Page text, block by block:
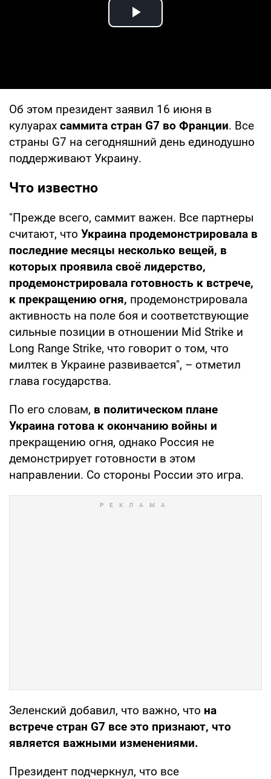
Play Video
Об этом президент заявил 16 июня в
кулуарах саммита стран G7 во Франции. Все
страны G7 на сегодняшний день единодушно
поддерживают Украину.
Что известно
"Прежде всего, саммит важен. Все партнеры
считают, что Украина продемонстрировала в
последние месяцы несколько вещей, в
которых проявила своё лидерство,
продемонстрировала готовность к встрече,
к прекращению огня, продемонстрировала
активность на поле боя и соответствующие
сильные позиции в отношении Mid Strike и
Long Range Strike, что говорит о том, что
милтек в Украине развивается", – отметил
глава государства.
По его словам, в политическом плане
Украина готова к окончанию войны и
прекращению огня, однако Россия не
демонстрирует готовности в этом
направлении. Со стороны России это игра.
Зеленский добавил, что важно, что на
встрече стран G7 все это признают, что
является важными изменениями.
Президент подчеркнул, что все